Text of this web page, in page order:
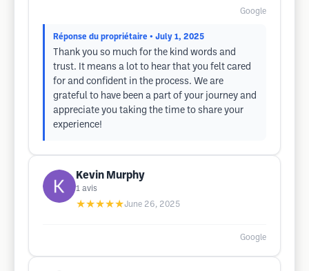
Google
Réponse du propriétaire • July 1, 2025
Thank you so much for the kind words and
trust. It means a lot to hear that you felt cared
for and confident in the process. We are
grateful to have been a part of your journey and
appreciate you taking the time to share your
experience!
Kevin Murphy
1 avis
★★★★★June 26, 2025
Google